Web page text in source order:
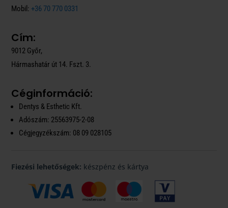
Mobil: +36 70 770 0331
Cím:
9012 Győr,
Hármashatár út 14. Fszt. 3.
Céginformáció:
Dentys & Esthetic Kft.
Adószám: 25563975-2-08
Cégjegyzékszám: 08 09 028105
Fiezési lehetőségek: készpénz és kártya